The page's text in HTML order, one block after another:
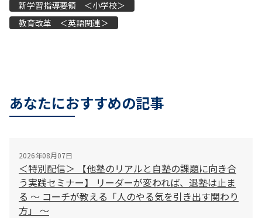
新学習指導要領 ＜小学校＞
教育改革 ＜英語関連＞
あなたにおすすめの記事
2026年08月07日
＜特別配信＞ 【他塾のリアルと自塾の課題に向き合
う実践セミナー】 リーダーが変われば、退塾は止ま
る 〜 コーチが教える「人のやる気を引き出す関わり
方」 〜